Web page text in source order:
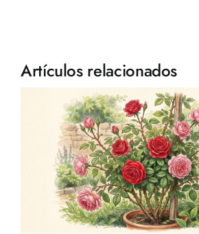
Artículos relacionados